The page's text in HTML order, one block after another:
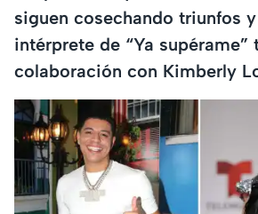
siguen cosechando triunfos
intérprete de “Ya supérame”
colaboración con Kimberly